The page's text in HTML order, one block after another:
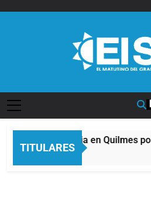
TITULARES
Alerta naranja en Quilmes por
3 Horas Atrás